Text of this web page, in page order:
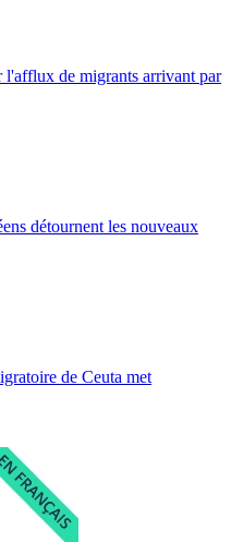
l'afflux de migrants arrivant par
détournent les nouveaux
de Ceuta met